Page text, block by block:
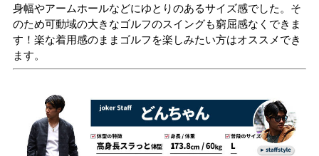
身幅やアームホールなどにゆとりのあるサイズ感でした。そ
のため可動域の大きなゴルフのスイングも窮屈感なくできま
す！楽な着用感のままゴルフを楽しみたい方はオススメでき
ます。